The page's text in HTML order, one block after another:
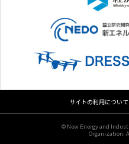
サイトの利用について
© New Energy and
Organization.